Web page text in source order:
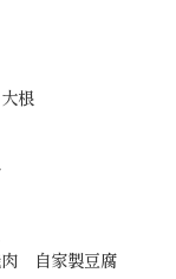
根
肉 自家製豆腐